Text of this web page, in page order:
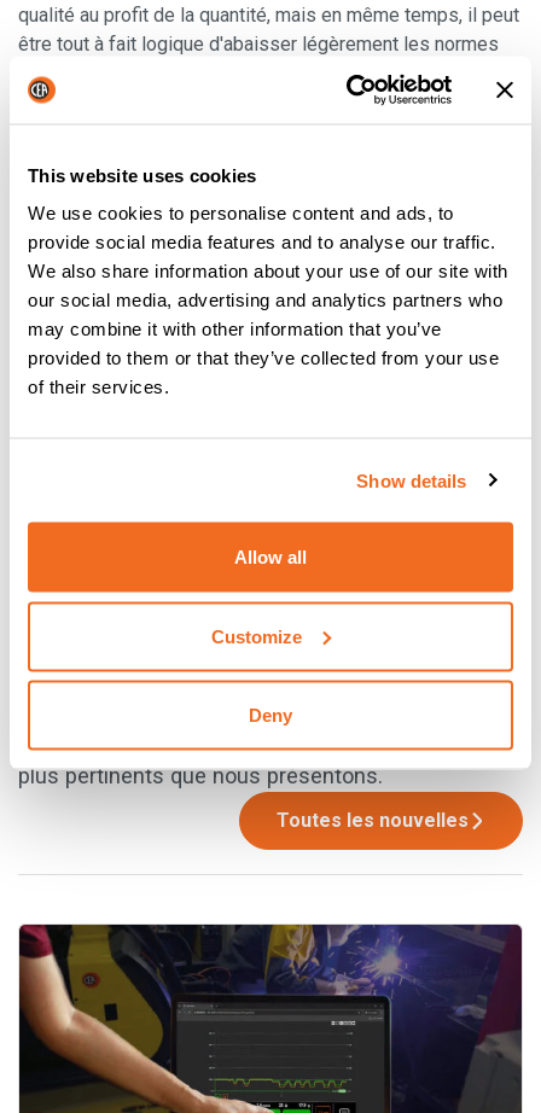
This website uses cookies
We use cookies to personalise content and ads, to
provide social media features and to analyse our traffic.
We also share information about your use of our site with
our social media, advertising and analytics partners who
may combine it with other information that you’ve
provided to them or that they’ve collected from your use
of their services.
Show details
Allow all
Customize
Deny
qualité au profit de la quantité, mais en même temps, il peut
être tout à fait logique d'abaisser légèrement les normes
de qualité afin de réaliser davantage de bénéfices lors de la
distribution de ces fournitures industrielles. Dans le
Voilà, c'est fait ! Une petite leçon sur la manière de choisir
entre la qualité et la quantité. La décision peut sembler
complexe, car vous devez choisir entre l'intégrité de votre
entreprise et la réalisation d'un profit souvent
indispensable, mais elle est beaucoup plus simple qu'on ne
le croit.
{{cta('03e8df7d-e399-4cce-b72f-
Dernières nouvelles
Restez à l’affût des dernières nouvelles de CEA.
Vous trouverez ici les actualités et les produits les
plus pertinents que nous présentons.
Toutes les nouvelles